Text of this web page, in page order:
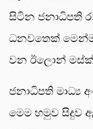
සිටින ජනාධිපති
ධනවතෙක්
වන ඊලොන් මස්ක්
ජනාධිපති මාධ්‍ය
මෙම හමුව සිදුව